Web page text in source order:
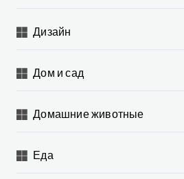
Дизайн
Дом и сад
Домашние животные
Еда